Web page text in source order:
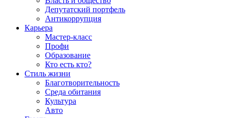
Депутатский портфель
Антикоррупция
Карьера
Мастер-класс
Профи
Образование
Кто есть кто?
Стиль жизни
Благотворительность
Среда обитания
Культура
Авто